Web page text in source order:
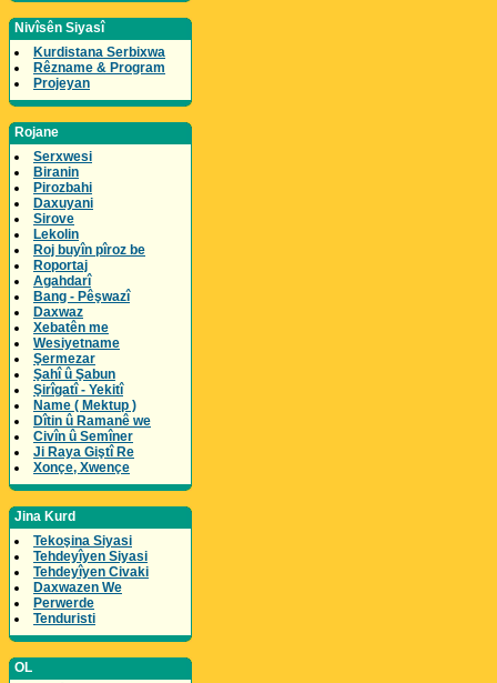
Nivîsên Siyasî
Kurdistana Serbixwa
Rêzname & Program
Projeyan
Rojane
Serxwesi
Biranin
Pirozbahi
Daxuyani
Sirove
Lekolin
Roj buyîn pîroz be
Roportaj
Agahdarî
Bang - Pêşwazî
Daxwaz
Xebatên me
Wesiyetname
Şermezar
Şahî û Şabun
Şirîgatî - Yekitî
Name ( Mektup )
Dîtin û Ramanê we
Civîn û Semîner
Ji Raya Giştî Re
Xonçe, Xwençe
Jina Kurd
Tekoşina Siyasi
Tehdeyîyen Siyasi
Tehdeyîyen Civaki
Daxwazen We
Perwerde
Tenduristi
OL